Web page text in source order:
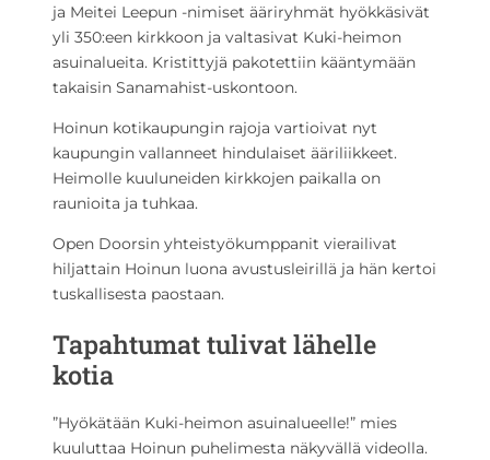
ja Meitei Leepun -nimiset ääriryhmät hyökkäsivät
yli 350:een kirkkoon ja valtasivat Kuki-heimon
asuinalueita. Kristittyjä pakotettiin kääntymään
takaisin Sanamahist-uskontoon.
Hoinun kotikaupungin rajoja vartioivat nyt
kaupungin vallanneet hindulaiset ääriliikkeet.
Heimolle kuuluneiden kirkkojen paikalla on
raunioita ja tuhkaa.
Open Doorsin yhteistyökumppanit vierailivat
hiljattain Hoinun luona avustusleirillä ja hän kertoi
tuskallisesta paostaan.
Tapahtumat tulivat lähelle
kotia
”Hyökätään Kuki-heimon asuinalueelle!” mies
kuuluttaa Hoinun puhelimesta näkyvällä videolla.